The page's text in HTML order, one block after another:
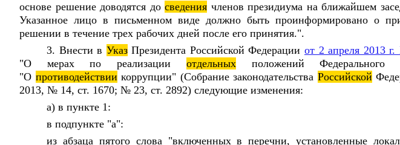
основе решение доводятся досведения членов президиума на ближайшем
Указанное лицо в письменном виде должно быть проинформировано о
решении в течение трех рабочих дней после его принятия.".
3. Внести в УказПрезидента Российской Федерацииот 2 апреля 2013
"О мерах по реализации отдельныхположений Федерального
"О противодействии коррупции" (Собрание законодательства Российской
2013, № 14, ст. 1670; № 23, ст. 2892) следующие изменения:
а) в пункте 1:
в подпункте "а":
из абзаца пятого слова "включенных в перечни, установленные